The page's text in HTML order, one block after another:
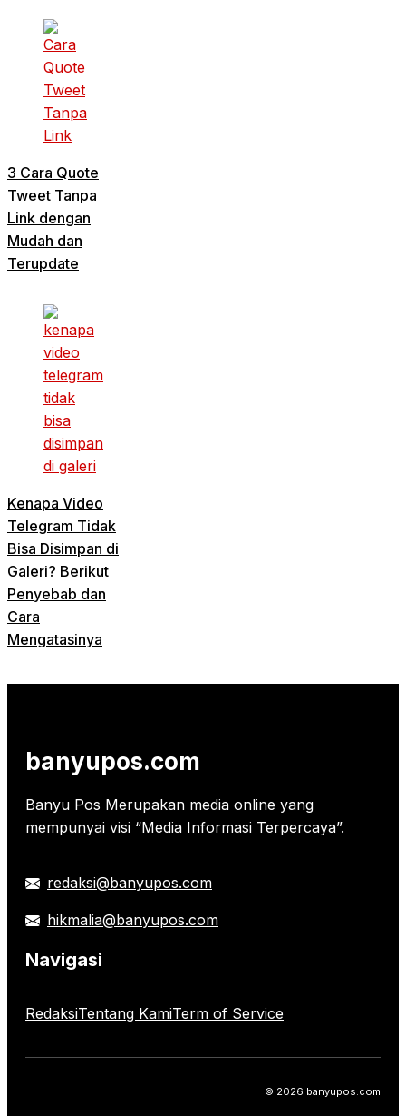
3 Cara Quote
Tweet Tanpa
Link dengan
Mudah dan
Terupdate
Kenapa Video
Telegram Tidak
Bisa Disimpan di
Galeri? Berikut
Penyebab dan
Cara
Mengatasinya
banyupos.com
Banyu Pos Merupakan media online yang
mempunyai visi “Media Informasi Terpercaya”.
redaksi@banyupos.com
hikmalia@banyupos.com
Navigasi
RedaksiTentang KamiTerm of Service
© 2026 banyupos.com